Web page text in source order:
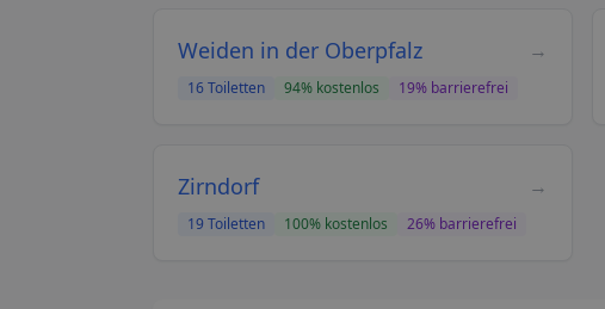
Weiden in der Oberpfalz →
16Toiletten 94% kostenlos 19% barrierefrei
Zirndorf →
19 Toiletten 100% kostenlos 26% barrierefrei